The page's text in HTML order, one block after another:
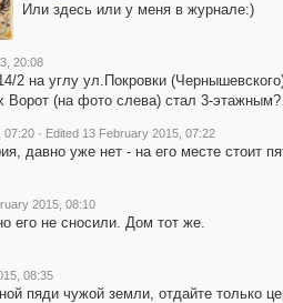
Или здесь или у меня в журнале:)
20:08
2 на углу ул.Покровки
Ворот (на фото слева) стал 3-этажным?
07:20 · Edited 13 February 2015, 07:22
давно уже нет - на его месте стоит
2015, 08:10
его не сносили. Дом тот же.
08:35
пяди чужой земли, отдайте только